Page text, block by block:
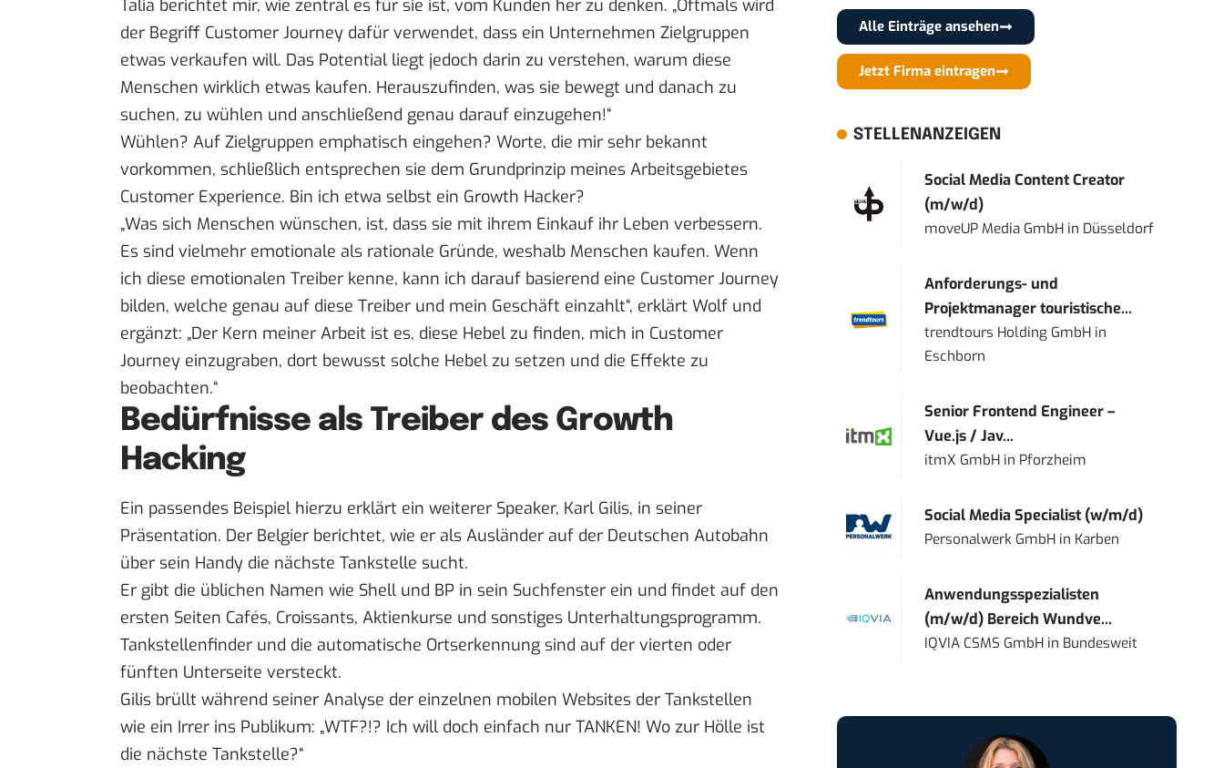
Talia berichtet mir, wie zentral es für sie ist, vom Kunden her zu denken. „Oftmals wird
der Begriff Customer Journey dafür verwendet, dass ein Unternehmen Zielgruppen
etwas verkaufen will. Das Potential liegt jedoch darin zu verstehen, warum diese
Menschen wirklich etwas kaufen. Herauszufinden, was sie bewegt und danach zu
suchen, zu wühlen und anschließend genau darauf einzugehen!“
Wühlen? Auf Zielgruppen emphatisch eingehen? Worte, die mir sehr bekannt
vorkommen, schließlich entsprechen sie dem Grundprinzip meines Arbeitsgebietes
Customer Experience. Bin ich etwa selbst ein Growth Hacker?
„Was sich Menschen wünschen, ist, dass sie mit ihrem Einkauf ihr Leben verbessern.
Es sind vielmehr emotionale als rationale Gründe, weshalb Menschen kaufen. Wenn
ich diese emotionalen Treiber kenne, kann ich darauf basierend eine Customer Journey
bilden, welche genau auf diese Treiber und mein Geschäft einzahlt“, erklärt Wolf und
ergänzt: „Der Kern meiner Arbeit ist es, diese Hebel zu finden, mich in Customer
Journey einzugraben, dort bewusst solche Hebel zu setzen und die Effekte zu
beobachten.“
Bedürfnisse als Treiber des Growth
Hacking
Ein passendes Beispiel hierzu erklärt ein weiterer Speaker, Karl Gilis, in seiner
Präsentation. Der Belgier berichtet, wie er als Ausländer auf der Deutschen Autobahn
über sein Handy die nächste Tankstelle sucht.
Er gibt die üblichen Namen wie Shell und BP in sein Suchfenster ein und findet auf den
ersten Seiten Cafés, Croissants, Aktienkurse und sonstiges Unterhaltungsprogramm.
Tankstellenfinder und die automatische Ortserkennung sind auf der vierten oder
fünften Unterseite versteckt.
Gilis brüllt während seiner Analyse der einzelnen mobilen Websites der Tankstellen
wie ein Irrer ins Publikum: „WTF?!? Ich will doch einfach nur TANKEN! Wo zur Hölle ist
die nächste Tankstelle?“
Alle Einträge ansehen
Jetzt Firma eintragen
STELLENANZEIGEN
Social Media Content Creator
(m/w/d)
moveUP Media GmbH in Düsseldorf
Anforderungs- und
Projektmanager touristische...
trendtours Holding GmbH in
Eschborn
Senior Frontend Engineer –
Vue.js / Jav...
itmX GmbH in Pforzheim
Social Media Specialist (w/m/d)
Personalwerk GmbH in Karben
Anwendungsspezialisten
(m/w/d) Bereich Wundve...
IQVIA CSMS GmbH in Bundesweit